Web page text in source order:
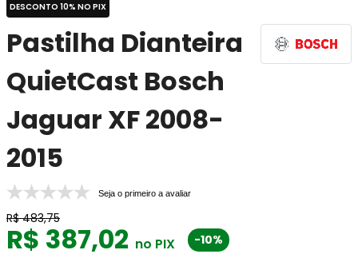
DESCONTO 10% NO PIX
Pastilha Dianteira
QuietCast Bosch
Jaguar XF 2008-
2015
Seja o primeiro a avaliar
R$ 483,75
R$ 387,02 no PIX -10%